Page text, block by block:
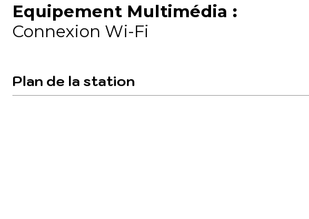
Equipement Multimédia :
Connexion Wi-Fi
Plan de la station